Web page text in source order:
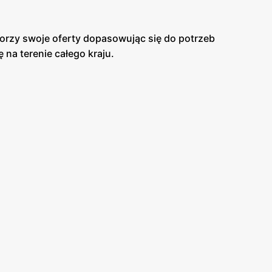
swoje oferty dopasowując się do potrzeb
terenie całego kraju.
liderem na rynku oferty dywanów.
promocyjnej. Komfort organizuje różne,